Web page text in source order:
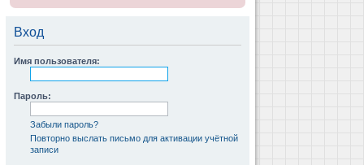
Вход
Имя пользователя:
Пароль:
Забыли пароль?
Повторно выслать письмо для активации учётной
записи